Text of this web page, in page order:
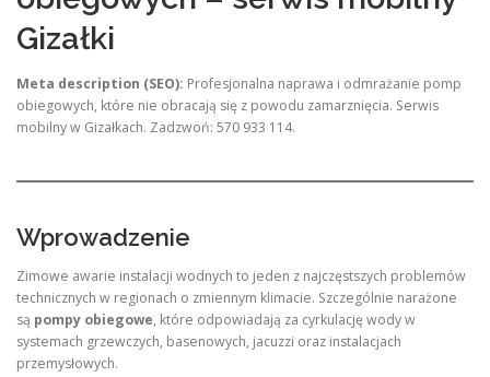
Gizałki
Meta description (SEO): Profesjonalna naprawa i odmrażanie pomp
obiegowych, które nie obracają się z powodu zamarznięcia. Serwis
mobilny w Gizałkach. Zadzwoń: 570 933 114.
Wprowadzenie
Zimowe awarie instalacji wodnych to jeden z najczęstszych problemów
technicznych w regionach o zmiennym klimacie. Szczególnie narażone
są pompy obiegowe, które odpowiadają za cyrkulację wody w
systemach grzewczych, basenowych, jacuzzi oraz instalacjach
przemysłowych.